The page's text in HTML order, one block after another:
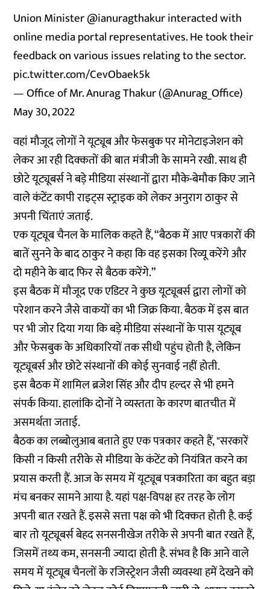
Union Minister@ianuragthakurinteracted with
online media portal representatives. He took their
feedback on various issues relating to the sector.
pic.twitter.com/CevObaek5k
— Office of Mr. Anurag Thakur (@Anurag_Office)
May 30, 2022
वहां मौजूद लोगों ने यूट्यूब और फेसबुक पर मोनेटाइजेशन को
लेकर आ रही दिक्कतों की बात मंत्रीजी के सामने रखी. साथ ही
छोटे यूट्यूबर्स ने बड़े मीडिया संस्थानों द्वारा मौके-बेमौक किए जाने
वाले कंटेंट कापी राइट्स स्ट्राइक को लेकर अनुराग ठाकुर से
अपनी चिंताएं जताई.
एक यूट्यूब चैनल के मालिक कहते हैं, “बैठक में आए पत्रकारों की
बातें सुनने के बाद ठाकुर ने कहा कि वह इसका रिव्यू करेंगे और
दो महीने के बाद फिर से बैठक करेंगे.”
इस बैठक में मौजूद एक एडिटर ने कुछ यूट्यूबर्स द्वारा लोगों को
परेशान करने जैसे वाकयों का भी जिक्र किया. बैठक में इस बात
पर भी जोर दिया गया कि बड़े मीडिया संस्थानों के पास यूट्यूब
और फेसबुक के अधिकारियों तक सीधी पहुंच होती है, लेकिन
यूट्यूबर्स और छोटे संस्थानों की कोई सुनवाई नहीं होती.
इस बैठक में शामिल ब्रजेश सिंह और दीप हल्दर से भी हमने
संपर्क किया. हालांकि दोनों ने व्यस्तता के कारण बातचीत में
असमर्थता जताई.
बैठक का लब्बोलुआब बताते हुए एक पत्रकार कहते हैं, "सरकारें
किसी न किसी तरीके से मीडिया के कंटेंट को नियंत्रित करने का
प्रयास करती हैं. आज के समय में यूट्यूब पत्रकारिता का बहुत बड़ा
मंच बनकर सामने आया है. यहां पक्ष-विपक्ष हर तरह के लोग
अपनी बात रखते हैं. इससे सत्ता पक्ष को भी दिक्कत होती है. कई
बार तो यूट्यूबर्स बेहद सनसनीखेज तरीके से अपनी बात रखते हैं,
जिसमें तथ्य कम, सनसनी ज्यादा होती है. संभव है कि आने वाले
समय में यूट्यूब चैनलों के रजिस्ट्रेशन जैसी व्यवस्था हमें देखने को